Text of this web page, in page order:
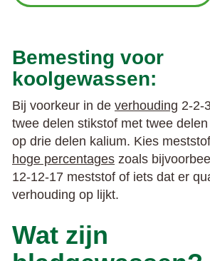
Bemesting voor
koolgewassen:
Bij voorkeur in de verhouding 2-2-
twee delen stikstof met twee
op drie delen kalium. Kies
hoge percentages zoals
12-12-17 meststof of iets dat er
verhouding op lijkt.
Wat zijn